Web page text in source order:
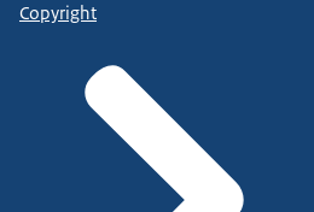
Copyright